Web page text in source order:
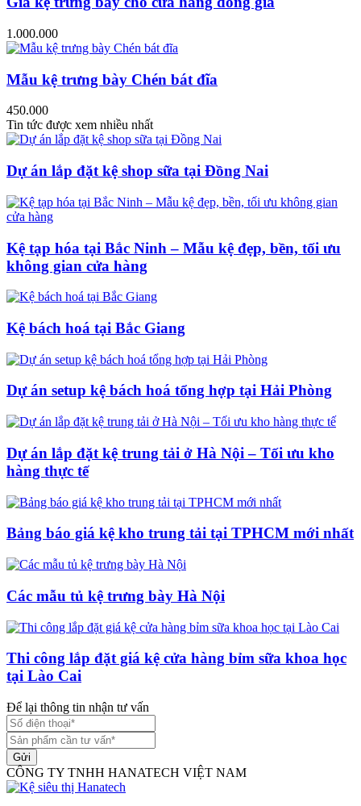
1.000.000
Mẫu kệ trưng bày Chén bát đĩa
450.000
Tin tức được xem nhiều nhất
Dự án lắp đặt kệ shop sữa tại Đồng Nai
Kệ tạp hóa tại Bắc Ninh – Mẫu kệ đẹp, bền, tối ưu
không gian cửa hàng
Kệ bách hoá tại Bắc Giang
Dự án setup kệ bách hoá tổng hợp tại Hải Phòng
Dự án lắp đặt kệ trung tải ở Hà Nội – Tối ưu kho
hàng thực tế
Bảng báo giá kệ kho trung tải tại TPHCM mới nhất
Các mẫu tủ kệ trưng bày Hà Nội
Thi công lắp đặt giá kệ cửa hàng bỉm sữa khoa học
tại Lào Cai
Để lại thông tin nhận tư vấn
Gửi
CÔNG TY TNHH HANATECH VIỆT NAM